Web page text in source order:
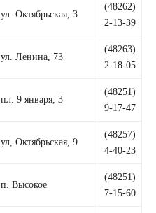
ул. Октябрьская, 3
(48262)
2-13-39
ул. Ленина, 73
(48263)
2-18-05
пл. 9 января, 3
(48251)
9-17-47
ул, Октябрьская, 9
(48257)
4-40-23
п. Высокое
(48251)
7-15-60